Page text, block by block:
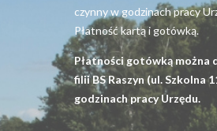
czynny w godzinach pracy
Płatność kartą i gotówką.
Płatności gotówką można
filii BS Raszyn (ul. Szkolna
godzinach pracy Urzędu.